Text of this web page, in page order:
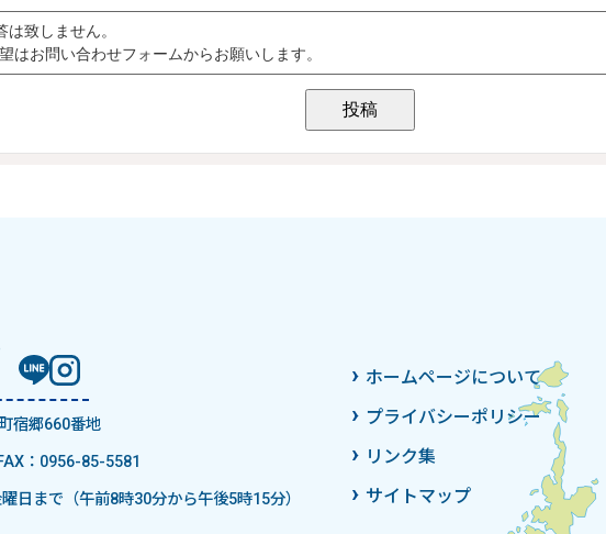
宿郷660番地
：0956-85-5581
日まで（午前8時30分から午後5時15分）
ホームページについて
プライバシーポリシー
リンク集
サイトマップ